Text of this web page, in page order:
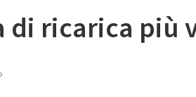
di ricarica più